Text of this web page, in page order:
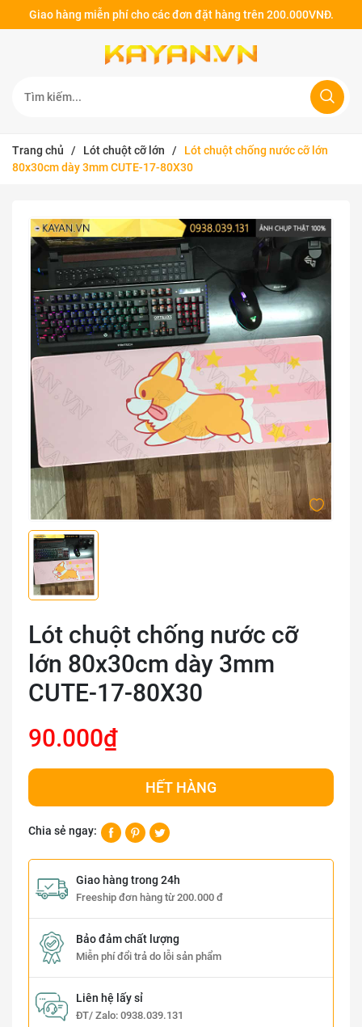
Giao hàng miễn phí cho các đơn đặt hàng trên 200.000VNĐ.
Trang chủ / Lót chuột cỡ lớn /
Lót chuột chống nước cỡ lớn
80x30cm dày 3mm CUTE-17-80X30
Lót chuột chống nước cỡ
lớn 80x30cm dày 3mm
CUTE-17-80X30
90.000₫
HẾT HÀNG
Chia sẻ ngay:
Giao hàng trong 24h
Freeship đơn hàng từ 200.000 đ
Bảo đảm chất lượng
Miễn phí đổi trả do lỗi sản phẩm
Liên hệ lấy sỉ
ĐT/ Zalo: 0938.039.131